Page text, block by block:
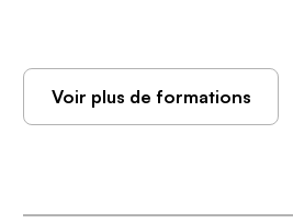
Voir plus de formations